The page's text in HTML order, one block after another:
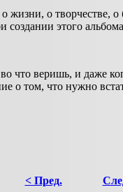
жизни, о творчестве,
этого
что веришь, и даже
о том, что нужно
< Пред.